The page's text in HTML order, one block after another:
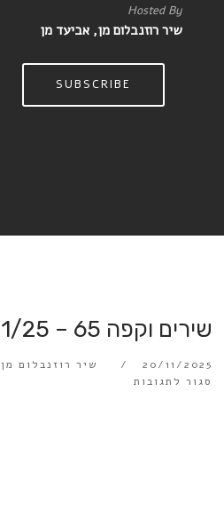
Hosted By
שיר רוזנבלום מן, אביעד מן
SUBSCRIBE
שירים וקפה 65 – 20/11/25
20/11/2025 שיר רוזנבלום מן
סגור לתגובות